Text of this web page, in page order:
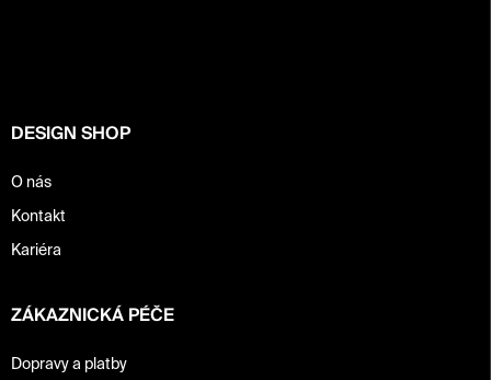
DESIGN SHOP
O nás
Kontakt
Kariéra
ZÁKAZNICKÁ PÉČE
Dopravy a platby